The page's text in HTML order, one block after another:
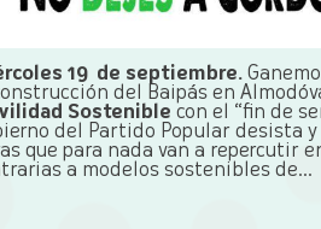
19 de septiembre.
del Baipás en
Sostenible con el “fin de
del Partido Popular desista y
que para nada van a repercutir
a modelos sostenibles de...